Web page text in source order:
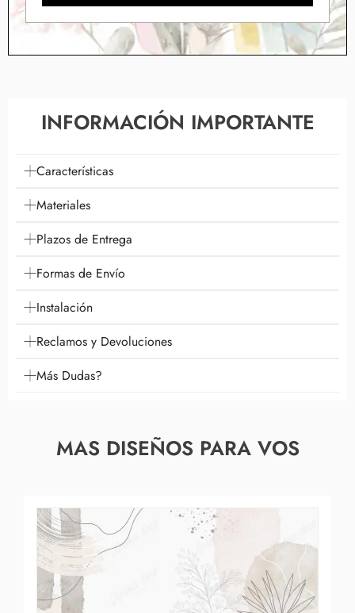
INFORMACIÓN IMPORTANTE
Características
Materiales
Plazos de Entrega
Formas de Envío
Instalación
Reclamos y Devoluciones
Más Dudas?
MAS DISEÑOS PARA VOS